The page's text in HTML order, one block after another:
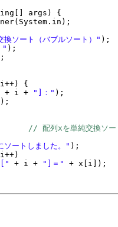
args ) {
( System.in ) ;
換ソート（バブルソート）" ) ;
" ) ;
;
) {
+ i + "]：" ) ;
;
// 配列xを単純交換ソー
ソートしました。" ) ;
)
+ i + "]＝" + x i ]) ;